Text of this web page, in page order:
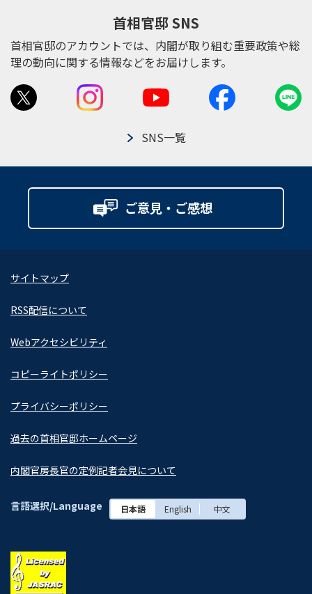
首相官邸 SNS
首相官邸のアカウントでは、内閣が取り組む重要政策や総
理の動向に関する情報などをお届けします。
SNS一覧
ご意見・ご感想
サイトマップ
RSS配信について
Webアクセシビリティ
コピーライトポリシー
プライバシーポリシー
過去の首相官邸ホームページ
内閣官房長官の定例記者会見について
言語選択/Language 日本語 English 中文